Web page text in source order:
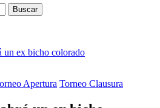
un ex bicho colorado
Apertura Torneo Clausura